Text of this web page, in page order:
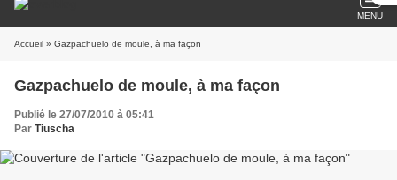
MENU
Accueil » Gazpachuelo de moule, à ma façon
Gazpachuelo de moule, à ma façon
Publié le 27/07/2010 à 05:41
Par Tiuscha